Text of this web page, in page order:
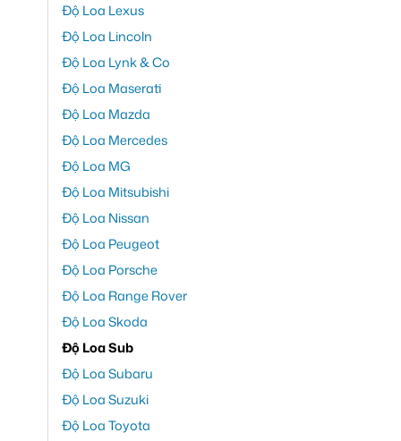
Độ Loa Lexus
Độ Loa Lincoln
Độ Loa Lynk & Co
Độ Loa Maserati
Độ Loa Mazda
Độ Loa Mercedes
Độ Loa MG
Độ Loa Mitsubishi
Độ Loa Nissan
Độ Loa Peugeot
Độ Loa Porsche
Độ Loa Range Rover
Độ Loa Skoda
Độ Loa Sub
Độ Loa Subaru
Độ Loa Suzuki
Độ Loa Toyota